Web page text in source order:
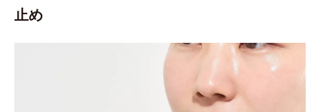
止め